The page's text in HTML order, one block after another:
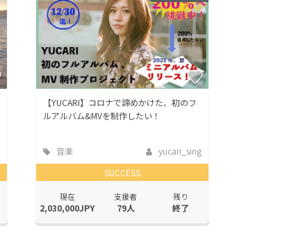
【YUCARI】コロナで諦めかけた、初のフ
ルアルバム&MVを制作したい！
音楽
yucari_sing
SUCCESS
現在
2,030,000JPY
支援者
79人
残り
終了